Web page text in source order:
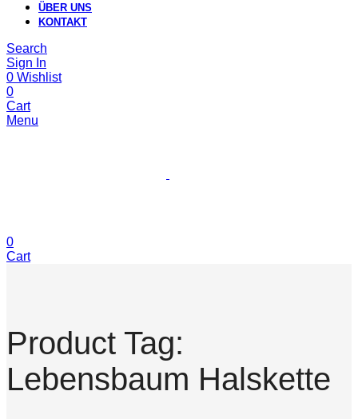
ÜBER UNS
KONTAKT
Search
Sign In
0 Wishlist
0
Cart
Menu
0
Cart
Product Tag:
Lebensbaum Halskette